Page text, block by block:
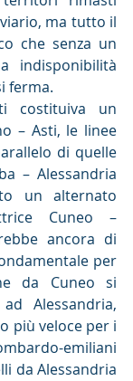
ma tutto il
che senza un
indisponibilità
ferma.
costituiva un
– Asti, le linee
di quelle
– Alessandria
un alternato
Cuneo –
ancora di
per
da Cuneo si
Alessandria,
più veloce per i
emiliani
da Alessandria